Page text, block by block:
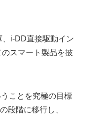
i-DD直接駆動イン
スマート製品を披
ことを究極の目標
段階に移行し、